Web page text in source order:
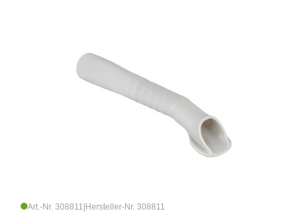
Art.-Nr. 308811 Hersteller-Nr. 308811